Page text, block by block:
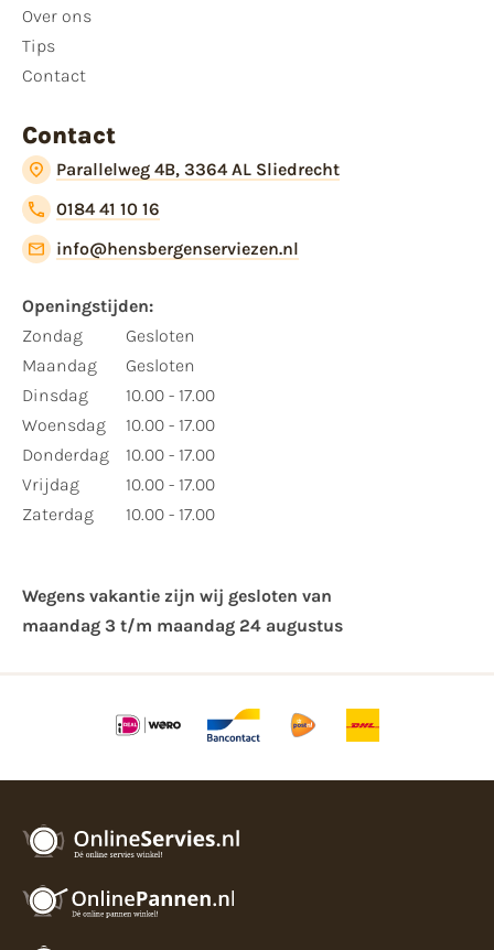
Over ons
Tips
Contact
Contact
Parallelweg 4B, 3364 AL Sliedrecht
0184 41 10 16
info@hensbergenserviezen.nl
Openingstijden:
Zondag
Maandag
Dinsdag
Woensdag
Donderdag
Vrijdag
Zaterdag
Gesloten
Gesloten
10.00 - 17.00
10.00 - 17.00
10.00 - 17.00
10.00 - 17.00
10.00 - 17.00
Wegens vakantie zijn wij gesloten van ​
maandag 3 t/m maandag 24 augustus